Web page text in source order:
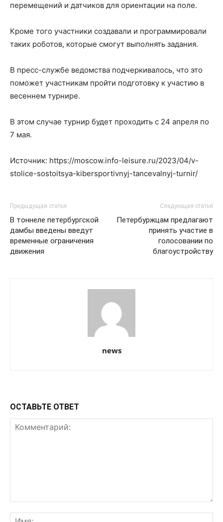
перемещений и датчиков для ориентации на поле.
Кроме того участники создавали и программировали
таких роботов, которые смогут выполнять задания.
В пресс-службе ведомства подчеркивалось, что это
поможет участникам пройти подготовку к участию в
весеннем турнире.
В этом случае турнир будет проходить с 24 апреля по
7 мая.
Источник: https://moscow.info-leisure.ru/2023/04/v-
stolice-sostoitsya-kibersportivnyj-tancevalnyj-turnir/
Предыдущая статья
В тоннеле петербургской
дамбы введены введут
временные ограничения
движения
Следующая статья
Петербуржцам предлагают
принять участие в
голосовании по
благоустройству
news
ОСТАВЬТЕ ОТВЕТ